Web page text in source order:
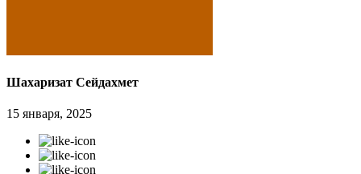
Шахаризат Сейдахмет
15 января, 2025